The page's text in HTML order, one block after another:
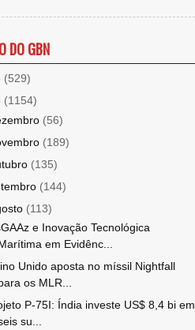
DO GBN
(529)
(1154)
(56)
(189)
(135)
(144)
(113)
e Inovação Tecnológica
em Evidênc...
Unido aposta no míssil Nightfall
os MLR...
P-75I: Índia investe US$ 8,4 bi em
su...